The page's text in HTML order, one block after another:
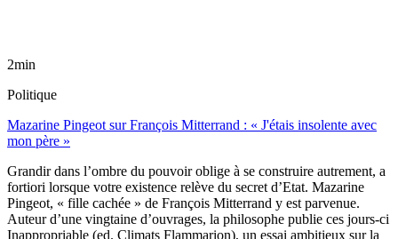
2min
Politique
Mazarine Pingeot sur François Mitterrand : « J'étais insolente avec
mon père »
Grandir dans l’ombre du pouvoir oblige à se construire autrement, a
fortiori lorsque votre existence relève du secret d’Etat. Mazarine
Pingeot, « fille cachée » de François Mitterrand y est parvenue.
Auteur d’une vingtaine d’ouvrages, la philosophe publie ces jours-ci
Inappropriable (ed. Climats Flammarion), un essai ambitieux sur la